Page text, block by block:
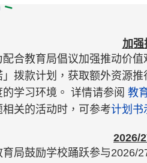
加强
配合教育局倡议加强推动价
」拨款计划，获取额外资源
的学习环境。 详情请参阅 教
相关的活动时，可参考计划书
2026/
育局鼓励学校踊跃参与2026/